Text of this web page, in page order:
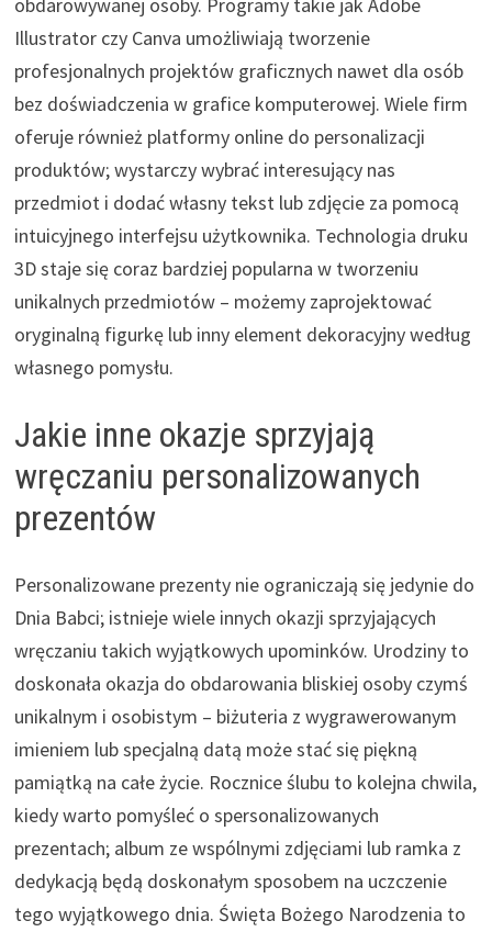
Illustrator czy Canva umożliwiają tworzenie
profesjonalnych projektów graficznych nawet dla osób
bez doświadczenia w grafice komputerowej. Wiele firm
oferuje również platformy online do personalizacji
produktów; wystarczy wybrać interesujący nas
przedmiot i dodać własny tekst lub zdjęcie za pomocą
intuicyjnego interfejsu użytkownika. Technologia druku
3D staje się coraz bardziej popularna w tworzeniu
unikalnych przedmiotów – możemy zaprojektować
oryginalną figurkę lub inny element dekoracyjny według
własnego pomysłu.
Jakie inne okazje sprzyjają
wręczaniu personalizowanych
prezentów
Personalizowane prezenty nie ograniczają się jedynie do
Dnia Babci; istnieje wiele innych okazji sprzyjających
wręczaniu takich wyjątkowych upominków. Urodziny to
doskonała okazja do obdarowania bliskiej osoby czymś
unikalnym i osobistym – biżuteria z wygrawerowanym
imieniem lub specjalną datą może stać się piękną
pamiątką na całe życie. Rocznice ślubu to kolejna chwila,
kiedy warto pomyśleć o spersonalizowanych
prezentach; album ze wspólnymi zdjęciami lub ramka z
dedykacją będą doskonałym sposobem na uczczenie
tego wyjątkowego dnia. Święta Bożego Narodzenia to